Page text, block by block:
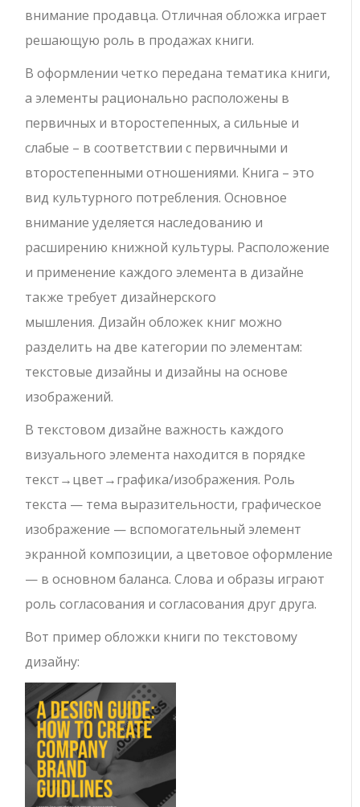
внимание продавца. Отличная обложка играет
решающую роль в продажах книги.
В оформлении четко передана тематика книги,
а элементы рационально расположены в
первичных и второстепенных, а сильные и
слабые – в соответствии с первичными и
второстепенными отношениями. Книга – это
вид культурного потребления. Основное
внимание уделяется наследованию и
расширению книжной культуры. Расположение
и применение каждого элемента в дизайне
также требует дизайнерского
мышления. Дизайн обложек книг можно
разделить на две категории по элементам:
текстовые дизайны и дизайны на основе
изображений.
В текстовом дизайне важность каждого
визуального элемента находится в порядке
текст→цвет→графика/изображения. Роль
текста — тема выразительности, графическое
изображение — вспомогательный элемент
экранной композиции, а цветовое оформление
— в основном баланса. Слова и образы играют
роль согласования и согласования друг друга.
Вот пример обложки книги по текстовому
дизайну: